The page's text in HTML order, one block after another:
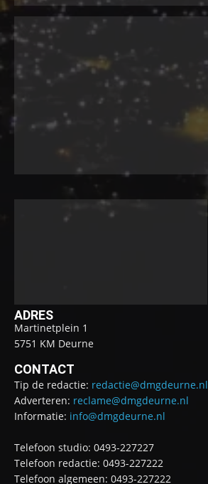
ADRES
Martinetplein 1
5751 KM Deurne
CONTACT
Tip de redactie: redactie@dmgdeurne.nl
Adverteren: reclame@dmgdeurne.nl
Informatie: info@dmgdeurne.nl
Telefoon studio: 0493-227227
Telefoon redactie: 0493-227222
Telefoon algemeen: 0493-227222